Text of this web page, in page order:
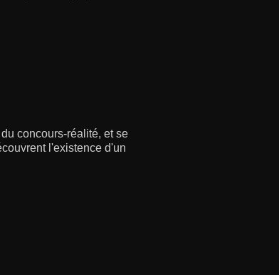
concours-réalité, et se
l'existence d'un